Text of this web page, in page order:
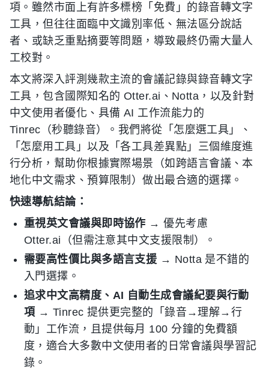
項。雖然市面上有許多標榜「免費」的錄音轉文字
工具，但往往面臨中文識別率低、無法區分說話
者、或缺乏重點摘要等問題，導致最終仍需大量人
工校對。
本文將深入評測幾款主流的會議記錄與錄音轉文字
工具，包含國際知名的 Otter.ai、Notta，以及針對
中文使用者優化、具備 AI 工作流能力的
Tinrec（秒聽錄音）。我們將從「怎麼選工具」、
「怎麼用工具」以及「各工具差異點」三個維度進
行分析，幫助你根據實際場景（如跨語言會議、本
地化中文需求、預算限制）做出最合適的選擇。
快速導航結論：
重視英文會議與即時協作 → 優先考慮
Otter.ai（但需注意其中文支援限制）。
需要高性價比與多語言支援 → Notta 是不錯的
入門選擇。
追求中文高精度、AI 自動生成會議紀要與行動
項 → Tinrec 提供更完整的「錄音→理解→行
動」工作流，且提供每月 100 分鐘的免費額
度，適合大多數中文使用者的日常會議與學習記
錄。